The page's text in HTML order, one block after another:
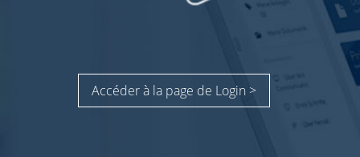
Accéder à la page de Login >